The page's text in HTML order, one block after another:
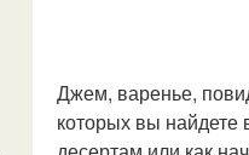
Джем, варенье,
которых вы найдете